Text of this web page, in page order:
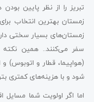
تبریز را از نظر پایین
زمستان بهترین انتخاب
زمستان‌های بسیار سختی
سفر می‌کنند.. همین
(هواپیما، قطار و اتوبوس) و
شود و با هزینه‌های کمتری
اما اگر اولویت شما